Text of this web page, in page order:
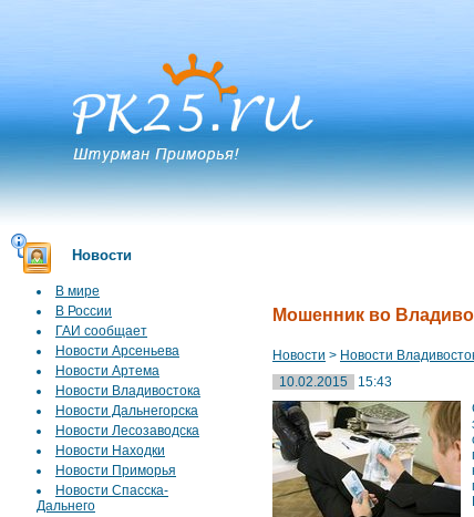
Новости
В мире
В России
ГАИ сообщает
Новости Арсеньева
Новости Артема
Новости Владивостока
Новости Дальнегорска
Новости Лесозаводска
Новости Находки
Новости Приморья
Новости Спасска-
Дальнего
Мошенник во
Новости > Новости
10.02.2015
15:43